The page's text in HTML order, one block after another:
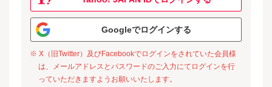
Googleでログインする
※ X（旧Twitter）及びFacebookでログインをされていた会員様
は、メールアドレスとパスワードのご入力にてログインを行
っていただきますようお願いいたします。